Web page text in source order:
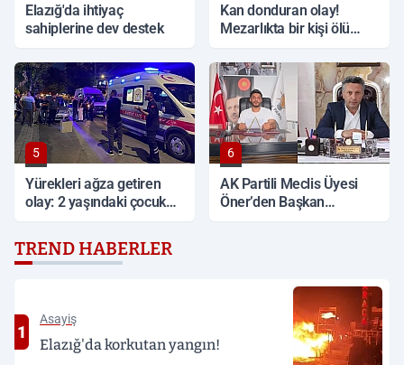
Elazığ'da ihtiyaç
sahiplerine dev destek
Kan donduran olay!
Mezarlıkta bir kişi ölü
5
Yürekleri ağza getiren
olay: 2 yaşındaki çocuk
6
AK Partili Meclis Üyesi
Öner’den Başkan
TREND HABERLER
1
Asayiş
Elazığ'da korkutan yangın!